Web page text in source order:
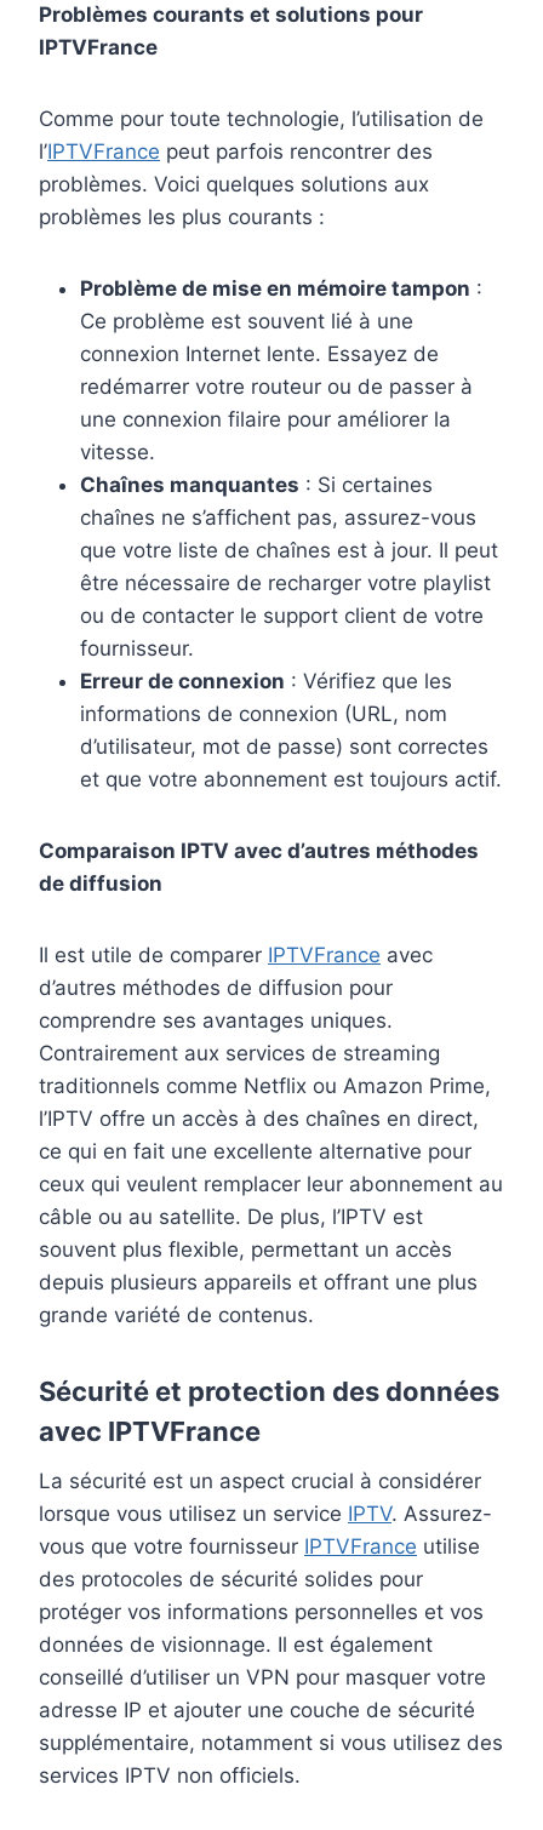
Problèmes courants et solutions pour
IPTVFrance
Comme pour toute technologie, l’utilisation de
l’IPTVFrance peut parfois rencontrer des
problèmes. Voici quelques solutions aux
problèmes les plus courants :
Problème de mise en mémoire tampon :
Ce problème est souvent lié à une
connexion Internet lente. Essayez de
redémarrer votre routeur ou de passer à
une connexion filaire pour améliorer la
vitesse.
Chaînes manquantes : Si certaines
chaînes ne s’affichent pas, assurez-vous
que votre liste de chaînes est à jour. Il peut
être nécessaire de recharger votre playlist
ou de contacter le support client de votre
fournisseur.
Erreur de connexion : Vérifiez que les
informations de connexion (URL, nom
d’utilisateur, mot de passe) sont correctes
et que votre abonnement est toujours actif.
Comparaison IPTV avec d’autres méthodes
de diffusion
Il est utile de comparer IPTVFrance avec
d’autres méthodes de diffusion pour
comprendre ses avantages uniques.
Contrairement aux services de streaming
traditionnels comme Netflix ou Amazon Prime,
l’IPTV offre un accès à des chaînes en direct,
ce qui en fait une excellente alternative pour
ceux qui veulent remplacer leur abonnement au
câble ou au satellite. De plus, l’IPTV est
souvent plus flexible, permettant un accès
depuis plusieurs appareils et offrant une plus
grande variété de contenus.
Sécurité et protection des données
avec IPTVFrance
La sécurité est un aspect crucial à considérer
lorsque vous utilisez un service IPTV. Assurez-
vous que votre fournisseur IPTVFrance utilise
des protocoles de sécurité solides pour
protéger vos informations personnelles et vos
données de visionnage. Il est également
conseillé d’utiliser un VPN pour masquer votre
adresse IP et ajouter une couche de sécurité
supplémentaire, notamment si vous utilisez des
services IPTV non officiels.